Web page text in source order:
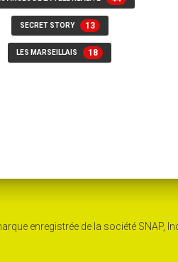
SECRET STORY 13
LES MARSEILLAIS 18
enregistrée de la société SNAP,